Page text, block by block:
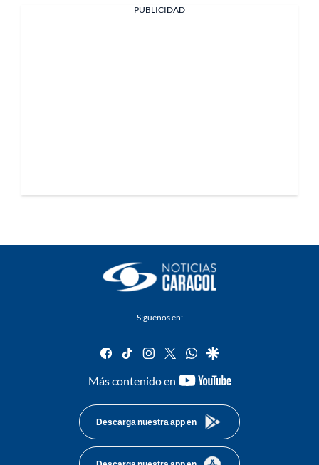
PUBLICIDAD
Síguenos en:
facebook
tiktok instagram
twitterwhatsapp
google
Más contenido en
youtube-
Descarga nuestra app en